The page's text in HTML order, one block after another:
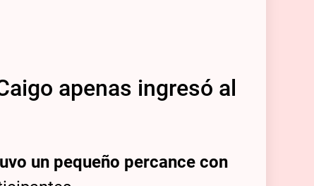
apenas ingresó al
un pequeño percance con